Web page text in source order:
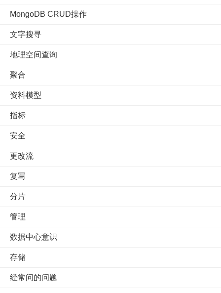
MongoDB CRUD操作
文字搜寻
地理空间查询
聚合
资料模型
指标
安全
更改流
复写
分片
管理
数据中心意识
存储
经常问的问题